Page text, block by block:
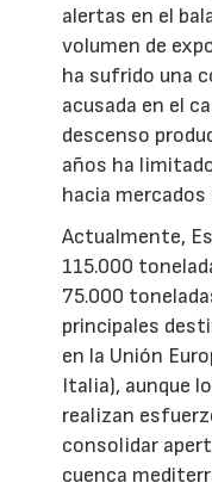
alertas en el
volumen de
ha sufrido una
acusada en el
descenso
años ha
hacia
Actualmente,
115.000
75.000
principales
en la Unión
Italia), aunque
realizan
consolidar
cuenca